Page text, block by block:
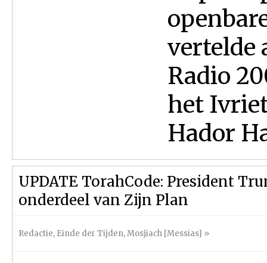
vertelde
Radio
het
Hador
UPDATE TorahCode: President
onderdeel van Zijn Plan
Redactie, Einde der Tijden,Mosjiach [Messias] »